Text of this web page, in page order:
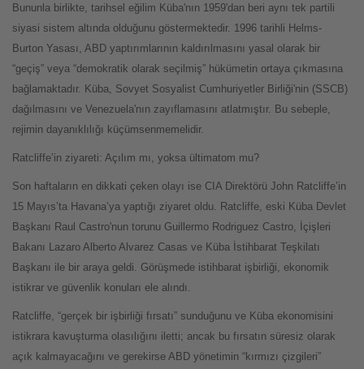
Bununla birlikte, tarihsel eğilim Küba'nın 1959'dan beri aynı tek partili
siyasi sistem altında olduğunu göstermektedir. 1996 tarihli Helms-
Burton Yasası, ABD yaptırımlarının kaldırılmasını yasal olarak bir
“geçiş” veya “demokratik olarak seçilmiş” hükümetin ortaya çıkmasına
bağlamaktadır. Küba, Sovyet Sosyalist Cumhuriyetler Birliği'nin (SSCB)
dağılmasını ve Venezuela'nın zayıflamasını atlatmıştır. Bu sebeple,
rejimin dayanıklılığı küçümsenmemelidir.
Ratcliffe’in ziyareti: Açılım mı, yoksa ültimatom mu?
Son haftaların en dikkati çeken olayı ise CIA Direktörü John Ratcliffe’in
15 Mayıs’ta Havana’ya yaptığı ziyaret oldu. Ratcliffe, eski Küba Devlet
Başkanı Raul Castro'nun torunu Guillermo Rodriguez Castro, İçişleri
Bakanı Lazaro Alberto Alvarez Casas ve Küba İstihbarat Teşkilatı
Başkanı ile bir araya geldi. Görüşmede istihbarat işbirliği, ekonomik
istikrar ve güvenlik konuları ele alındı.
Ratcliffe, “gerçek bir işbirliği fırsatı” sunduğunu ve Küba ekonomisini
istikrara kavuşturma olasılığını iletti; ancak bu fırsatın süresiz olarak
açık kalmayacağını ve gerekirse ABD yönetimin “kırmızı çizgileri”